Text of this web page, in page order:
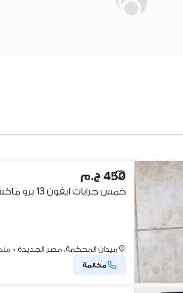
450 ج.م
خمس جرابات ايفون 13 برو ماكس اشكال مختلفه وي مو ميزه
ميدان المحكمة، مصر الجديدة • منذ 2
مكالمة